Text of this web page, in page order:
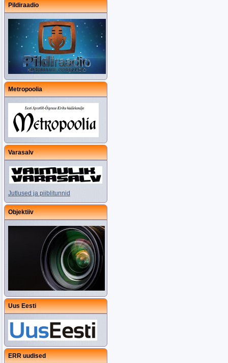
Pildiraadio
Metropoolia
Varasalv
Jutlused ja piiblitunnid
Objektiiv
Uus Eesti
ERR uudised